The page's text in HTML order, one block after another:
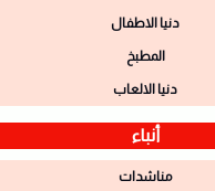
دنيا الاطفال
المطبخ
دنيا الالعاب
أنباء
مناشدات